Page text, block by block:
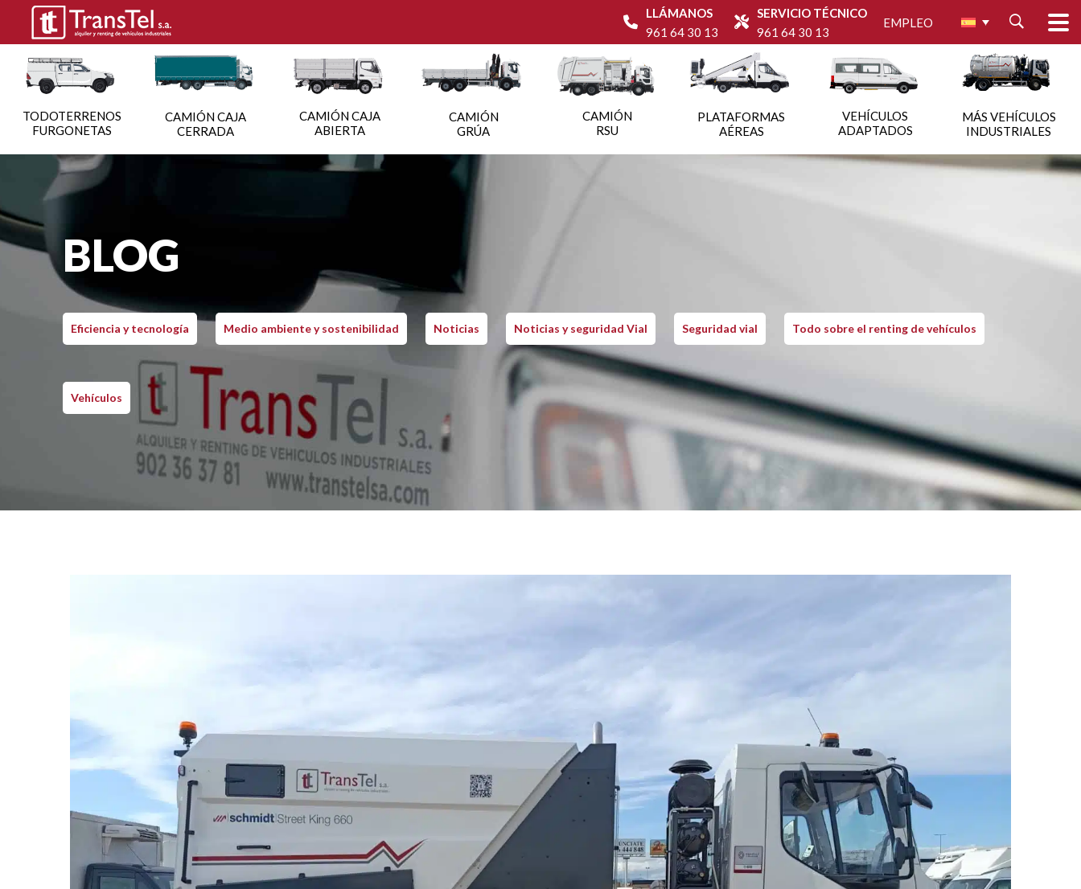
LLÁMANOS
961 64 30 13
SERVICIO TÉCNICO
961 64 30 13
EMPLEO
TODOTERRENOS
FURGONETAS
CAMIÓN CAJA
CERRADA
CAMIÓN CAJA
ABIERTA
CAMIÓN
GRÚA
CAMIÓN
RSU
PLATAFORMAS
AÉREAS
VEHÍCULOS
ADAPTADOS
MÁS VEHÍCULOS
INDUSTRIALES
BLOG
Eficiencia y tecnología Medio ambiente y sostenibilidad Noticias Noticias y seguridad Vial Seguridad vial Todo sobre el renting de vehículos
Vehículos